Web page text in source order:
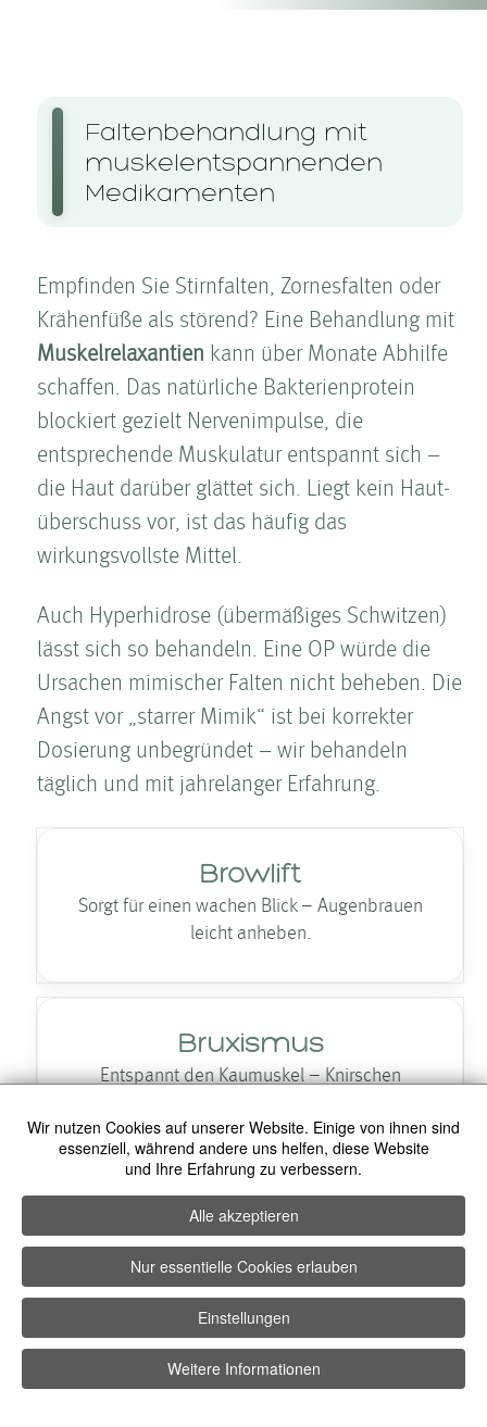
Wir nutzen Cookies auf unserer Website. Einige von ihnen sind
essenziell, während andere uns helfen, diese Website
und Ihre Erfahrung zu verbessern.
Alle akzeptieren
Nur essentielle Cookies erlauben
Einstellungen
Weitere Informationen
Falten­behandlung mit
muskelentspannenden
Medikamenten
Empfinden Sie Stirnfalten, Zornesfalten oder
Krähenfüße als störend? Eine Behandlung mit
Muskelrelaxantien kann über Monate Abhilfe
schaffen. Das natürliche Bakterienprotein
blockiert gezielt Nervenimpulse, die
entsprechende Muskulatur entspannt sich –
die Haut darüber glättet sich. Liegt kein Haut­
über­schuss vor, ist das häufig das
wirkungsvollste Mittel.
Auch Hyperhidrose (übermäßiges Schwitzen)
lässt sich so behandeln. Eine OP würde die
Ursachen mimischer Falten­ nicht beheben. Die
Angst vor „starrer Mimik“ ist bei korrekter
Dosierung unbegründet – wir behandeln
täglich und mit jahrelanger Erfahrung.
Browlift
Sorgt für einen wachen Blick – Augenbrauen
leicht anheben.
Bruxismus
Entspannt den Kaumuskel – Knirschen
Bunnylines
Feine Fältchen an der Nasen­wurzel
weichzeichnen.
Erdbeerkinn